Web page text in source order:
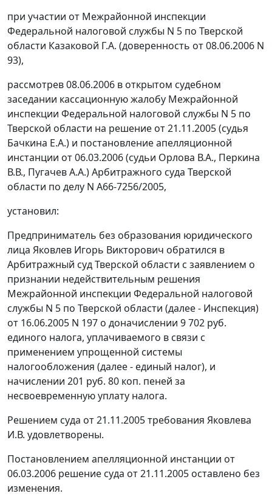
при участии от Межрайонной инспекции
Федеральной налоговой службы N 5 по Тверской
области Казаковой Г.А. (доверенность от 08.06.2006 N
93),
рассмотрев 08.06.2006 в открытом судебном
заседании кассационную жалобу Межрайонной
инспекции Федеральной налоговой службы N 5 по
Тверской области на решение от 21.11.2005 (судья
Бачкина Е.А.) и постановление апелляционной
инстанции от 06.03.2006 (судьи Орлова В.А., Перкина
В.В., Пугачев А.А.) Арбитражного суда Тверской
области по делу N А66-7256/2005,
установил:
Предприниматель без образования юридического
лица Яковлев Игорь Викторович обратился в
Арбитражный суд Тверской области с заявлением о
признании недействительным решения
Межрайонной инспекции Федеральной налоговой
службы N 5 по Тверской области (далее - Инспекция)
от 16.06.2005 N 197 о доначислении 9 702 руб.
единого налога, уплачиваемого в связи с
применением упрощенной системы
налогообложения (далее - единый налог), и
начислении 201 руб. 80 коп. пеней за
несвоевременную уплату налога.
Решением суда от 21.11.2005 требования Яковлева
И.В. удовлетворены.
Постановлением апелляционной инстанции от
06.03.2006 решение суда от 21.11.2005 оставлено без
изменения.